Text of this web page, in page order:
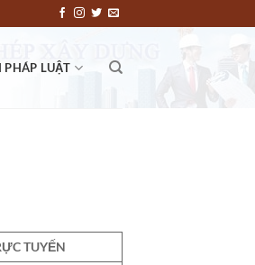
PHÁP LUẬT
TUYẾN